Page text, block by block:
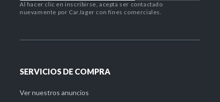
Al hacer clic en inscribirse, acepta ser contactado
nuevamente por CarJager con fines comerciales.
SERVICIOS DE COMPRA
Ver nuestros anuncios